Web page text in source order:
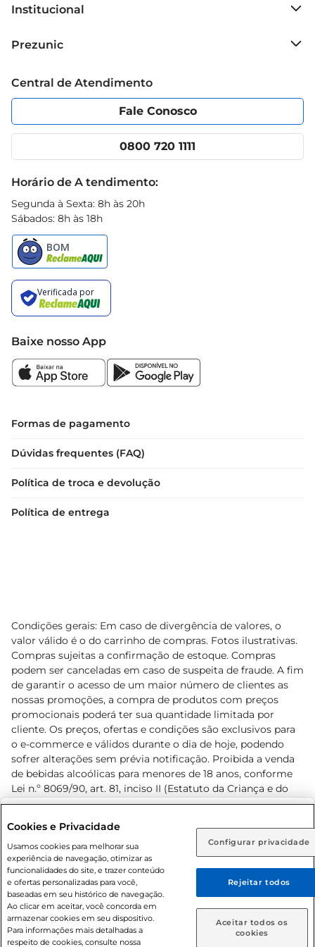
Rio de Janeiro (RJ) Goiás (GO)
Ou
Caso queira comprar online, informe como deseja receber
suas compras:
Entrega em casa Retire em Loja
Institucional
Grupo Cencosud
Política de Privacidade
Portal do fornecedor
Cencosud Media
Prezunic
Código de Ética
App Prezunic
Central de Atendimento
Fale Conosco
0800 720 1111
Horário de A tendimento:
Segunda à Sexta: 8h às 20h
Sábados: 8h às 18h
Baixe nosso App
Formas de pagamento
Dúvidas frequentes (FAQ)
Política de troca e devolução
Política de entrega
Condições gerais: Em caso de divergência de valores, o
valor válido é o do carrinho de compras. Fotos ilustrativas.
Compras sujeitas a confirmação de estoque. Compras
podem ser canceladas em caso de suspeita de fraude. A fim
de garantir o acesso de um maior número de clientes as
nossas promoções, a compra de produtos com preços
promocionais poderá ter sua quantidade limitada por
cliente. Os preços, ofertas e condições são exclusivos para
o e-commerce e válidos durante o dia de hoje, podendo
sofrer alterações sem prévia notificação. Proibida a venda
de bebidas alcoólicas para menores de 18 anos, conforme
Lei n.º 8069/90, art. 81, inciso II (Estatuto da Criança e do
Adolescente). Preços e condições exclusivos para o
prévio. O valor mínimo para as compras on-line é de R$
80,00.
© 2026 Copyright. Todos os direitos
reservados Prezunic.
Cookies e Privacidade
Usamos cookies para melhorar sua
experiência de navegação, otimizar as
funcionalidades do site, e trazer conteúdo
e ofertas personalizadas para você,
baseadas em seu histórico de navegação.
Ao clicar em aceitar, você concorda em
armazenar cookies em seu dispositivo.
Para informações mais detalhadas a
respeito de cookies, consulte nossa
Configurar privacidade
Rejeitar todos
Aceitar todos os
cookies